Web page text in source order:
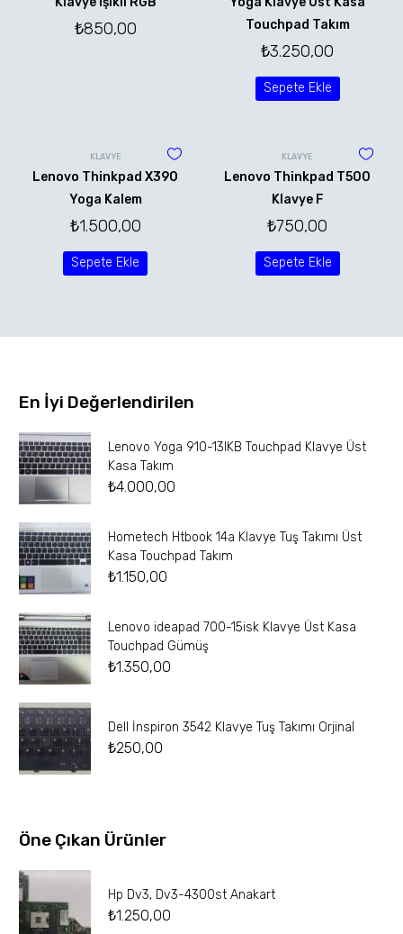
₺850,00
Touchpad Takım
₺3.250,00
Sepete Ekle
KLAVYE
Lenovo Thinkpad X390
Yoga Kalem
₺1.500,00
Sepete Ekle
KLAVYE
Lenovo Thinkpad T500
Klavye F
₺750,00
Sepete Ekle
En İyi Değerlendirilen
Lenovo Yoga 910-13IKB Touchpad Klavye Üst
Kasa Takım
₺4.000,00
Hometech Htbook 14a Klavye Tuş Takımı Üst
Kasa Touchpad Takım
₺1.150,00
Lenovo ideapad 700-15isk Klavye Üst Kasa
Touchpad Gümüş
₺1.350,00
Dell İnspiron 3542 Klavye Tuş Takımı Orjinal
₺250,00
Öne Çıkan Ürünler
Hp Dv3, Dv3-4300st Anakart
₺1.250,00